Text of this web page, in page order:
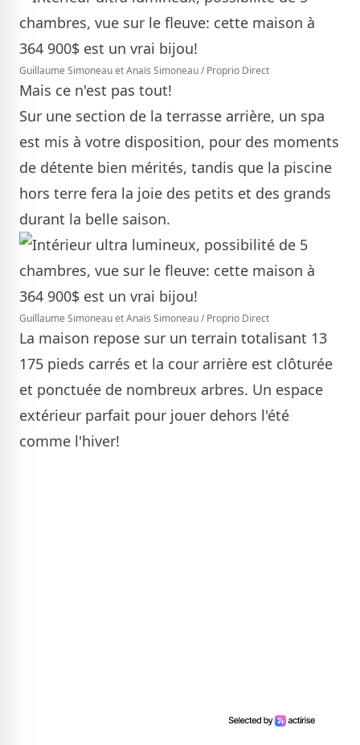
Guillaume Simoneau et Anaïs Simoneau / Proprio Direct
Mais ce n'est pas tout!
Sur une section de la terrasse arrière, un spa
est mis à votre disposition, pour des moments
de détente bien mérités, tandis que la piscine
hors terre fera la joie des petits et des grands
durant la belle saison.
Guillaume Simoneau et Anaïs Simoneau / Proprio Direct
La maison repose sur un terrain totalisant 13
175 pieds carrés et la cour arrière est clôturée
et ponctuée de nombreux arbres. Un espace
extérieur parfait pour jouer dehors l'été
comme l'hiver!